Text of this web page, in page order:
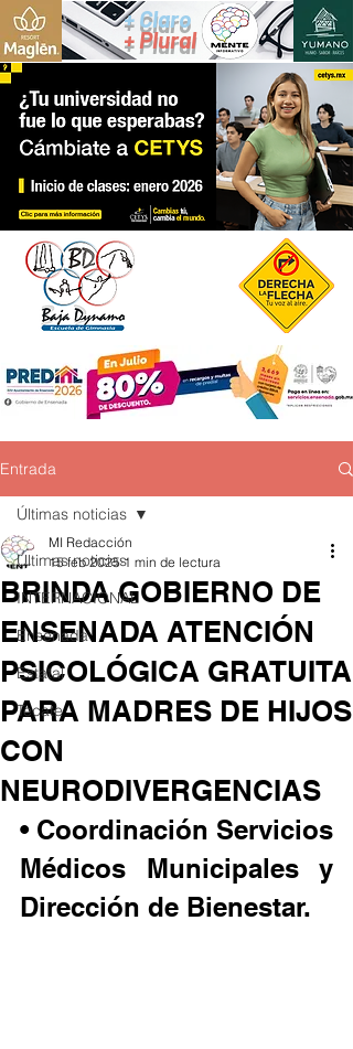
+ Claro
+ Plural
Entrada
Últimas noticias
INTERNACIONAL
Ensenada
Estatal
Tecate
Últimas noticias
BRINDA GOBIERNO DE
ENSENADA ATENCIÓN
PSICOLÓGICA GRATUITA
PARA MADRES DE HIJOS
CON
NEURODIVERGENCIAS
MI Redacción
15 feb 2025 1 min de lectura
• Coordinación Servicios
Médicos Municipales y
Dirección de Bienestar.